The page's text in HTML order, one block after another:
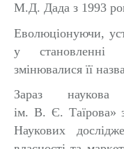
М.Д. Дада з 1993
Еволюціонуючи,
у становленні
змінювалися її
Зараз
ім. В. Є. Таїрова»
Наукових